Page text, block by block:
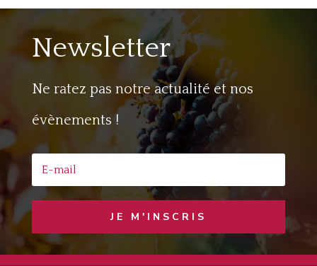
Newsletter
Ne ratez pas notre actualité et nos
évènements !
JE M'INSCRIS